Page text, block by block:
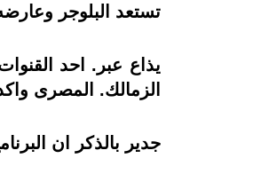
تستعد البلوجر
يذاع عبر. احد
الزمالك. المصرى
جدير بالذكر ان